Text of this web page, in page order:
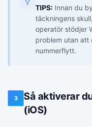
TIPS: Innan du
täckningens
operatör stödjer
problem utan att
nummerflytt.
3
Så aktiverar
(iOS)